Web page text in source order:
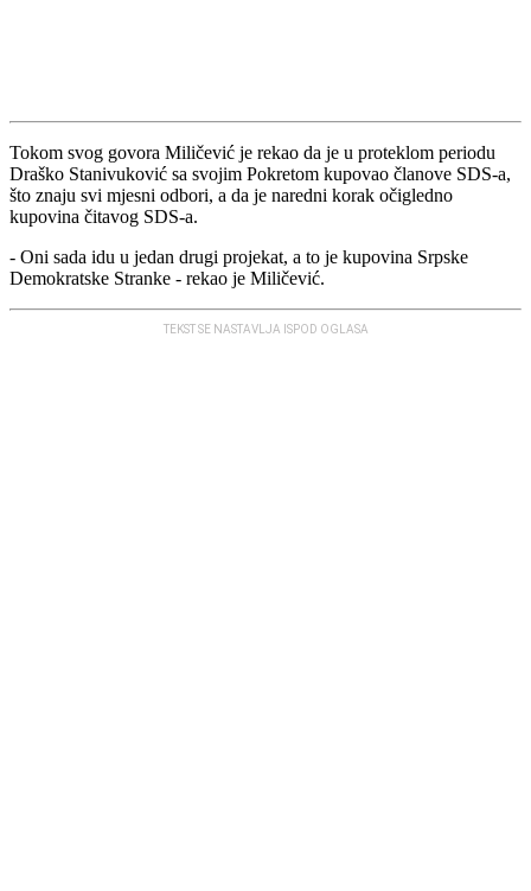
Tokom svog govora Miličević je rekao da je u proteklom periodu
Draško Stanivuković sa svojim Pokretom kupovao članove SDS-a,
što znaju svi mjesni odbori, a da je naredni korak očigledno
kupovina čitavog SDS-a.
- Oni sada idu u jedan drugi projekat, a to je kupovina Srpske
Demokratske Stranke - rekao je Miličević.
TEKST SE NASTAVLJA ISPOD OGLASA